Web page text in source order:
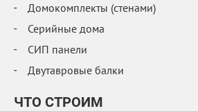
Домокомплекты (стенами)
Серийные дома
СИП панели
Двутавровые балки
ЧТО СТРОИМ